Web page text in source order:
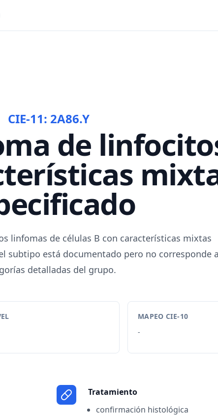
CIE-11: 2A86.Y
de
linfomas de células B con características mixtas
subtipo está documentado pero no corresponde
detalladas del grupo.
MAPEO CIE-10
-
Tratamiento
confirmación histológica